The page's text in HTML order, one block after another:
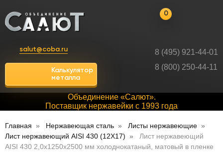
salut@coba.ru
Калькулятор
металла
8 (495) 921-44-01
8 (800) 250-44-11
0
Объединение «Салют».
Поставщик нержавейки с 1993 года
Главная Нержавеющая сталь
Листы нержавеющие
Лист нержавеющий AISI 430 (12Х17)
Лист нержавеющий
AISI 430 2,0х1250х2500 мм холоднокатаный, матовый в пленке